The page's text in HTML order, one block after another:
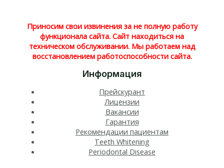
Приносим свои извинения за не полную работу
функционала сайта. Сайт находиться на
техническом обслуживании. Мы работаем над
восстановлением работоспособности сайта.
Информация
Прейскурант
Лицензии
Вакансии
Гарантия
Рекомендации пациентам
Teeth Whitening​
Periodontal Disease​